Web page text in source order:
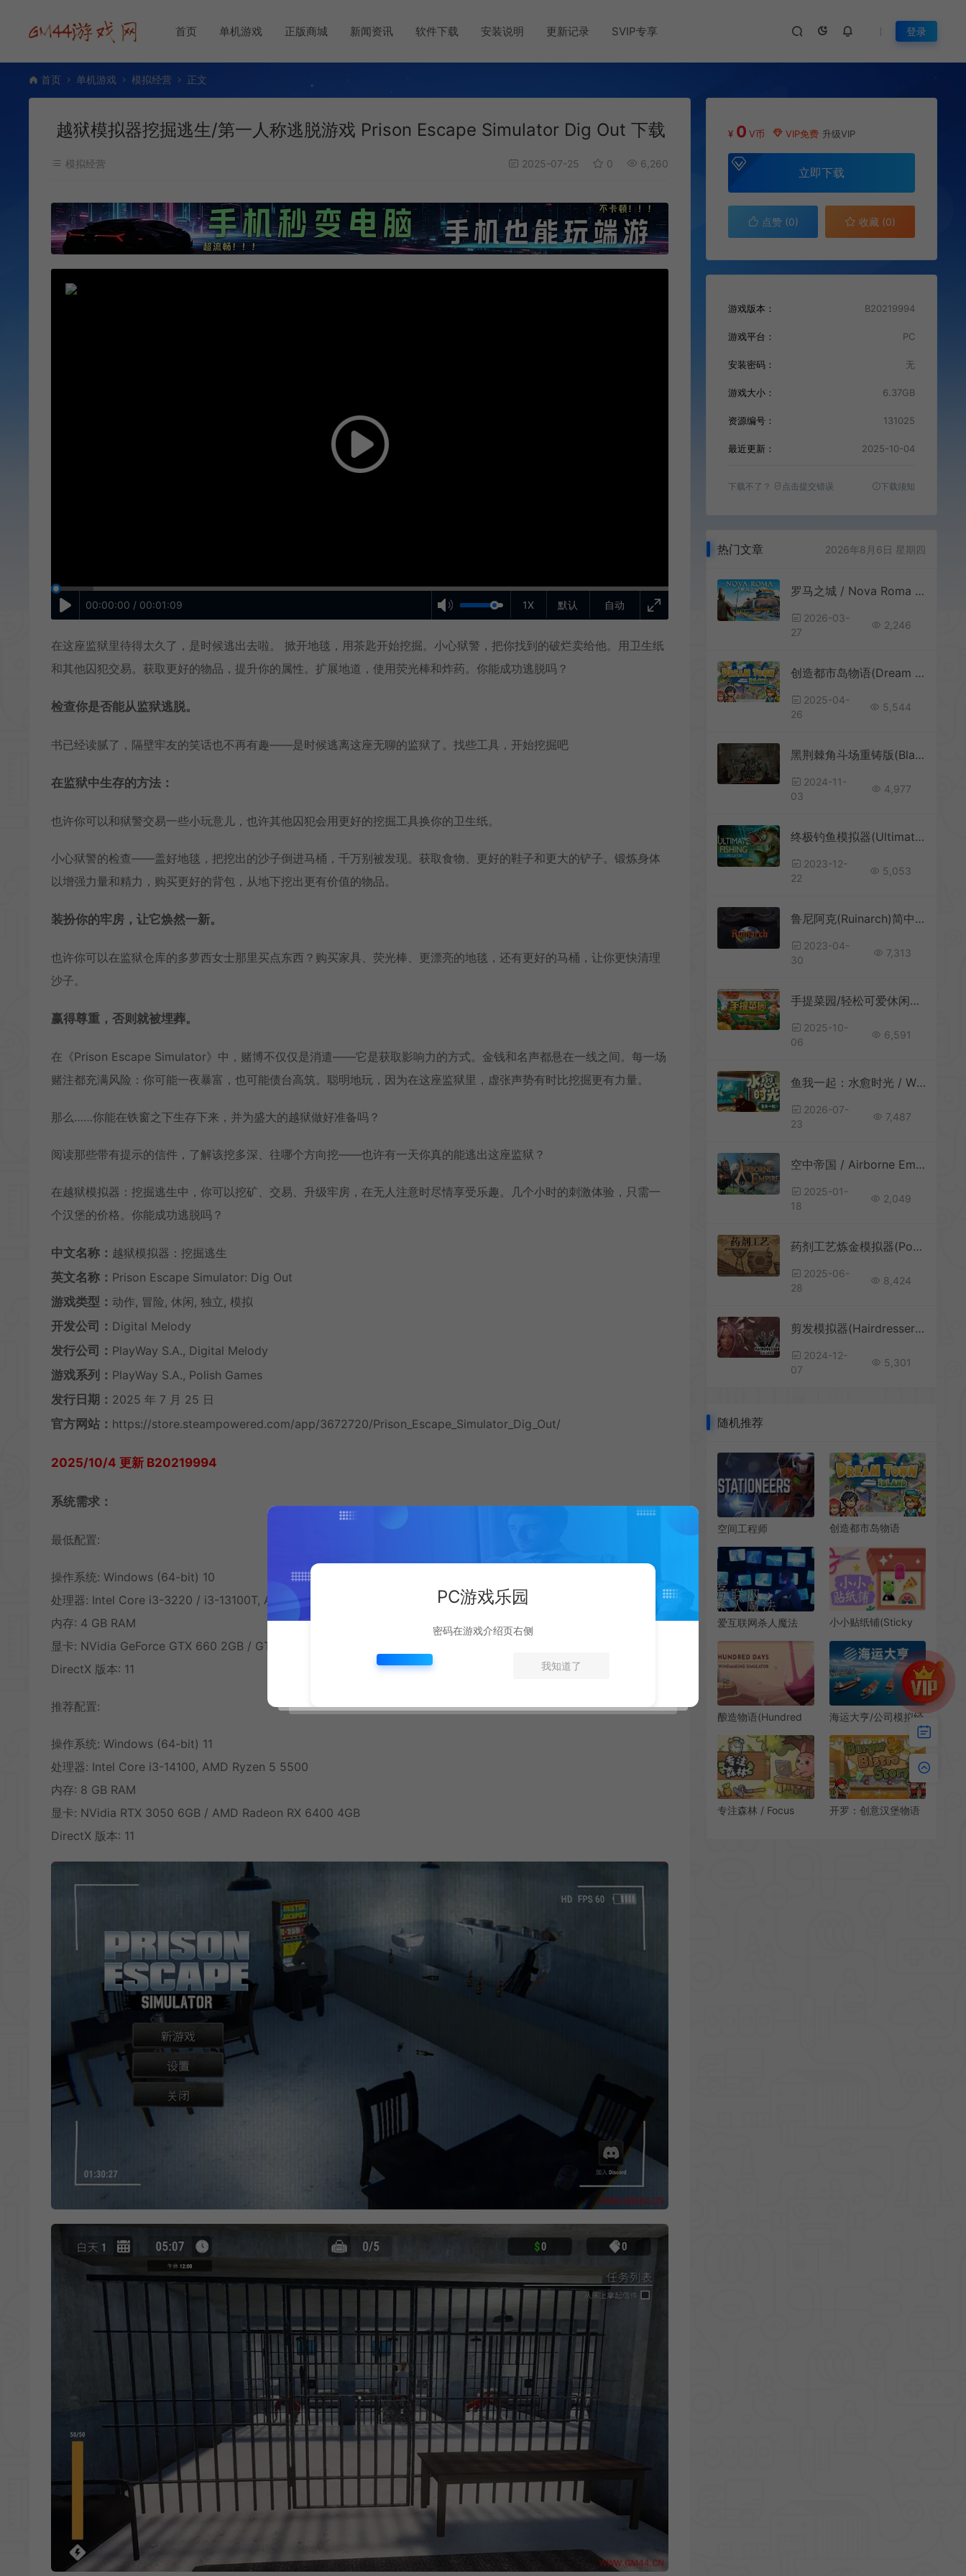
首页 单机游戏 正版商城 新闻资讯 软件下载 安装说明 更新记录 SVIP专享 登录
首页 单机游戏 模拟经营 正文
越狱模拟器挖掘逃生/第一人称逃脱游戏 Prison Escape Simulator Dig Out 下载
模拟经营 2025-07-25 0 6,260
自动
1X 默认
00:00:00 / 00:01:09
在这座监狱里待得太久了，是时候逃出去啦。 掀开地毯，用茶匙开始挖掘。小心狱警，把你找到的破烂卖给他。用卫生纸
和其他囚犯交易。获取更好的物品，提升你的属性。扩展地道，使用荧光棒和炸药。你能成功逃脱吗？
检查你是否能从监狱逃脱。
书已经读腻了，隔壁牢友的笑话也不再有趣——是时候逃离这座无聊的监狱了。找些工具，开始挖掘吧
在监狱中生存的方法：
也许你可以和狱警交易一些小玩意儿，也许其他囚犯会用更好的挖掘工具换你的卫生纸。
小心狱警的检查——盖好地毯，把挖出的沙子倒进马桶，千万别被发现。获取食物、更好的鞋子和更大的铲子。锻炼身体
以增强力量和精力，购买更好的背包，从地下挖出更有价值的物品。
装扮你的牢房，让它焕然一新。
也许你可以在监狱仓库的多萝西女士那里买点东西？购买家具、荧光棒、更漂亮的地毯，还有更好的马桶，让你更快清理
沙子。
赢得尊重，否则就被埋葬。
在《Prison Escape Simulator》中，赌博不仅仅是消遣——它是获取影响力的方式。金钱和名声都悬在一线之间。每一场
赌注都充满风险：你可能一夜暴富，也可能债台高筑。聪明地玩，因为在这座监狱里，虚张声势有时比挖掘更有力量。
那么……你能在铁窗之下生存下来，并为盛大的越狱做好准备吗？
阅读那些带有提示的信件，了解该挖多深、往哪个方向挖——也许有一天你真的能逃出这座监狱？
在越狱模拟器：挖掘逃生中，你可以挖矿、交易、升级牢房，在无人注意时尽情享受乐趣。几个小时的刺激体验，只需一
个汉堡的价格。你能成功逃脱吗？
中文名称： 越狱模拟器：挖掘逃生
英文名称： Prison Escape Simulator: Dig Out
游戏类型： 动作, 冒险, 休闲, 独立, 模拟
开发公司： Digital Melody
发行公司： PlayWay S.A., Digital Melody
游戏系列： PlayWay S.A., Polish Games
发行日期： 2025 年 7 月 25 日
官方网站： https://store.steampowered.com/app/3672720/Prison_Escape_Simulator_Dig_Out/
2025/10/4 更新 B20219994
系统需求：
最低配置:
操作系统: Windows (64-bit) 10
处理器: Intel Core i3-3220 / i3-13100T, AMD A10 6800K / Athlon X4 950
内存: 4 GB RAM
显卡: NVidia GeForce GTX 660 2GB / GTX 1050 2GB, AMD Radeon R7 265 2GB / RX 460 2GB
DirectX 版本: 11
推荐配置:
操作系统: Windows (64-bit) 11
处理器: Intel Core i3-14100, AMD Ryzen 5 5500
内存: 8 GB RAM
显卡: NVidia RTX 3050 6GB / AMD Radeon RX 6400 4GB
DirectX 版本: 11
¥ 0 V币 VIP免费 升级VIP
立即下载
点赞 (0) 收藏 (0)
游戏版本： B20219994
游戏平台： PC
安装密码： 无
游戏大小： 6.37GB
资源编号： 131025
最近更新： 2025-10-04
下载不了？ 点击提交错误 下载须知
热门文章 2026年8月6日 星期四
罗马之城 / Nova Roma 都市建造模拟游戏
2026-03-
27
2,246
创造都市岛物语(Dream Town Island)像素城市建设模拟游戏|下载
2025-04-
26
5,544
黑荆棘角斗场重铸版(Blackthorn Arena: Reforged)角斗场经营游戏|单机|中文|模拟|免费下载
2024-11-
03
4,977
终极钓鱼模拟器(Ultimate Fishing Simulator)休闲钓鱼游戏|下载
2023-12-
22
5,053
鲁尼阿克(Ruinarch)简中|PC|SIM|沙盒恶魔领主模拟游戏
2023-04-
30
7,313
手提菜园/轻松可爱休闲种植游戏 Tiny Garden 下载
2025-10-
06
6,591
鱼我一起：水愈时光 / With Me Aquatic Time 休闲养鱼游戏
2026-07-
23
7,487
空中帝国 / Airborne Empire 开放世界城市建造游戏
2025-01-
18
2,049
药剂工艺炼金模拟器(Potion Craft)沙盒制药模拟经营游戏|下载
2025-06-
28
8,424
剪发模拟器(Hairdresser Simulator)美发师模拟游戏|中文|攻略|视频|评测|免费下载
2024-12-
07
5,301
随机推荐
空间工程师
中|PC|SIM|空间站模
拟建造游戏
创造都市岛物语
Island)像素城市建设
模拟游戏|下载
爱互联网杀人魔法
Murder Magic)模拟
Roguelike养成游戏|
下载
小小贴纸铺(Sticky
营游戏|下载
酿造物语(Hundred
Simulator)简
中|PC|SIM|葡萄园管
理销售模拟游戏
海运大亨/公司模拟经
Magnates 下载
专注森林 / Focus
开罗：创意汉堡物语
PC游戏乐园
密码在游戏介绍页右侧
我知道了